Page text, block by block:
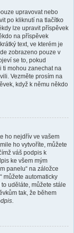
upravovat nebo
po kliknutí na tlačítko
lze upravit příspěvek
na příspěvek
text, ve kterém je
zobrazeno pouze v
se to, pokud
ti mohou zanechat na
Vezměte prosím na
když k němu někdo
ho nejdřív ve vašem
ho vytvoříte, můžete
váš podpis k
ke všem mým
panelu“ na záložce
můžete automaticky
uděláte, můžete stále
tak, že během
.